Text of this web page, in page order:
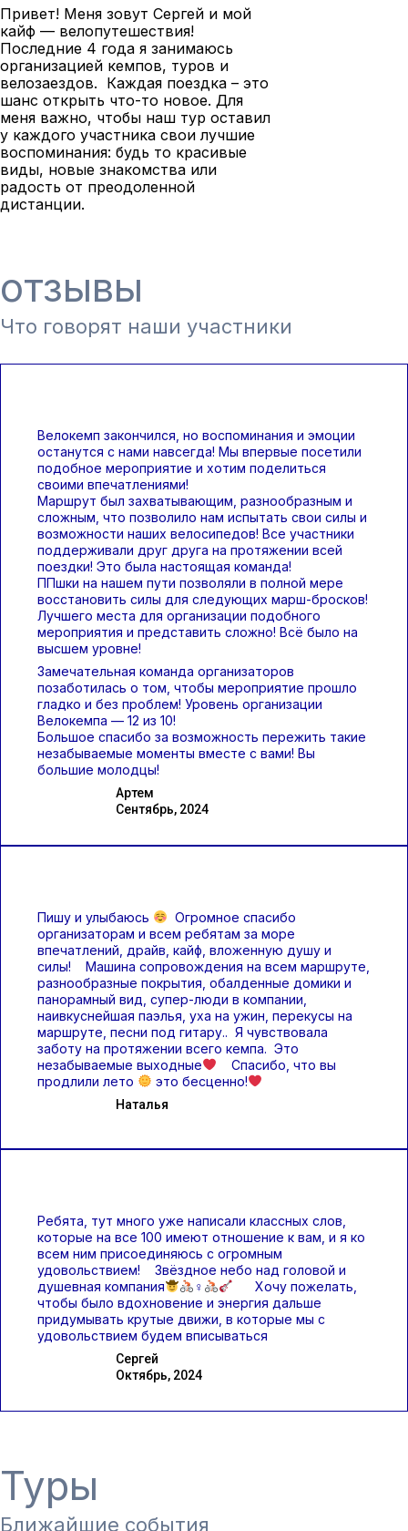
Привет! Меня зовут Сергей и мой
кайф — велопутешествия!
Последние 4 года я занимаюсь
организацией кемпов, туров и
велозаездов. Каждая поездка – это
шанс открыть что-то новое. Для
меня важно, чтобы наш тур оставил
у каждого участника свои лучшие
воспоминания: будь то красивые
виды, новые знакомства или
радость от преодоленной
дистанции.
отзывы
Что говорят наши участники
Велокемп закончился, но воспоминания и эмоции
останутся с нами навсегда! Мы впервые посетили
подобное мероприятие и хотим поделиться
своими впечатлениями!
Маршрут был захватывающим, разнообразным и
сложным, что позволило нам испытать свои силы и
возможности наших велосипедов! Все участники
поддерживали друг друга на протяжении всей
поездки! Это была настоящая команда!
ППшки на нашем пути позволяли в полной мере
восстановить силы для следующих марш-бросков!
Лучшего места для организации подобного
мероприятия и представить сложно! Всё было на
высшем уровне!
Замечательная команда организаторов
позаботилась о том, чтобы мероприятие прошло
гладко и без проблем! Уровень организации
Велокемпа — 12 из 10!
Большое спасибо за возможность пережить такие
незабываемые моменты вместе с вами! Вы
большие молодцы!
Артем
Сентябрь, 2024
Пишу и улыбаюсь
Огромное спасибо
организаторам и всем ребятам за море
впечатлений, драйв, кайф, вложенную душу и
силы! Машина сопровождения на всем маршруте,
разнообразные покрытия, обалденные домики и
панорамный вид, супер-люди в компании,
наивкуснейшая паэлья, уха на ужин, перекусы на
маршруте, песни под гитару.. Я чувствовала
заботу на протяжении всего кемпа. Это
незабываемые выходные
Спасибо, что вы
продлили лето
это бесценно!
Наталья
Ребята, тут много уже написали классных слов,
которые на все 100 имеют отношение к вам, и я ко
всем ним присоединяюсь с огромным
удовольствием! Звёздное небо над головой и
душевная компания
♀
Хочу пожелать,
чтобы было вдохновение и энергия дальше
придумывать крутые движи, в которые мы с
удовольствием будем вписываться
Сергей
Октябрь, 2024
Туры
Ближайшие события